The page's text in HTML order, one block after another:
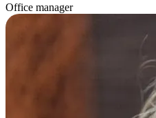
Office manager